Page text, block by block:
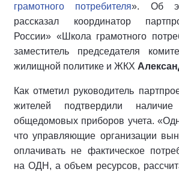
грамотного потребителя». Об
рассказал координатор
России» «Школа грамотного
заместитель председателя
жилищной политике и ЖКХ
Как отметил руководитель
жителей подтвердили
общедомовых приборов учета.
что управляющие организации
оплачивать не фактическое
на ОДН, а объем ресурсов,